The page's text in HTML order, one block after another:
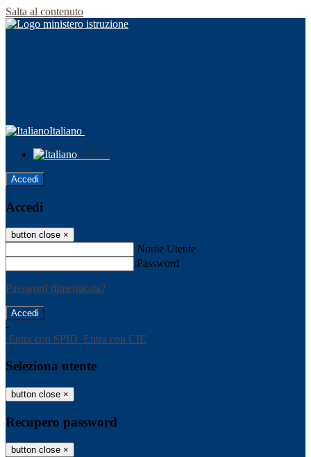
Salta al contenuto
Italiano
Italiano
Accedi
Accedi
button close ×
Nome Utente
Password
Password dimenticata?
-
Entra con SPID Entra con CIE
Seleziona utente
button close ×
Recupero password
button close ×